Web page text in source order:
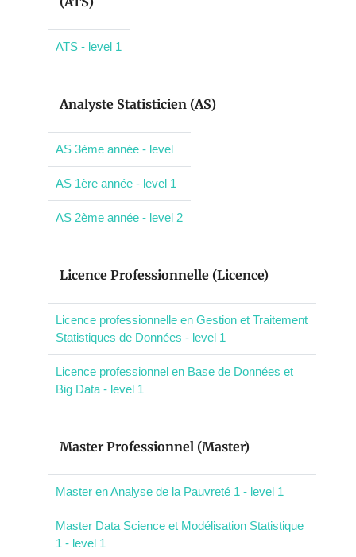
ATS - level 1
Analyste Statisticien (AS)
AS 3ème année - level
AS 1ère année - level 1
AS 2ème année - level 2
Licence Professionnelle (Licence)
Licence professionnelle en Gestion et Traitement
Statistiques de Données - level 1
Licence professionnel en Base de Données et
Big Data - level 1
Master Professionnel (Master)
Master en Analyse de la Pauvreté 1 - level 1
Master Data Science et Modélisation Statistique
1 - level 1